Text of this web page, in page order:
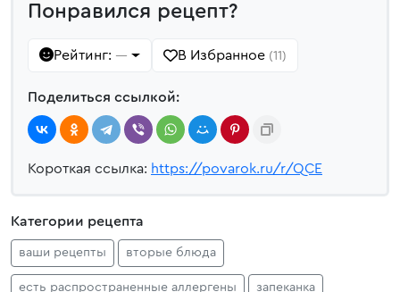
Понравился рецепт?
Рейтинг: — В Избранное (11)
Поделиться ссылкой:
Короткая ссылка: https://povarok.ru/r/QCE
Категории рецепта
ваши рецепты вторые блюда
есть распространенные аллергены запеканка